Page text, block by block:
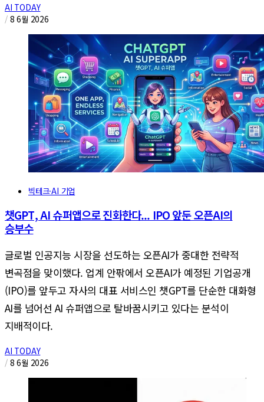
AI TODAY
/ 8 6월 2026
빅테크·AI 기업
챗GPT, AI 슈퍼앱으로 진화한다... IPO 앞둔 오픈AI의
승부수
글로벌 인공지능 시장을 선도하는 오픈AI가 중대한 전략적
변곡점을 맞이했다. 업계 안팎에서 오픈AI가 예정된 기업공개
(IPO)를 앞두고 자사의 대표 서비스인 챗GPT를 단순한 대화형
AI를 넘어선 AI 슈퍼앱으로 탈바꿈시키고 있다는 분석이
지배적이다.
AI TODAY
/ 8 6월 2026